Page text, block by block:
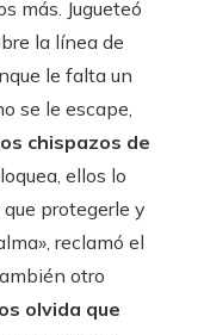
más. Jugueteó
la línea de
le falta un
se le escape,
chispazos de
ellos lo
protegerle y
reclamó el
otro
olvida que